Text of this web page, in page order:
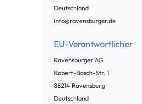
Deutschland
info@ravensburger.de
EU-Verantwortlicher
Ravensburger AG
Robert-Bosch-Str. 1
88214 Ravensburg
Deutschland